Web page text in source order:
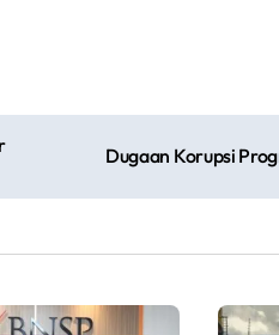
Dugaan Korupsi